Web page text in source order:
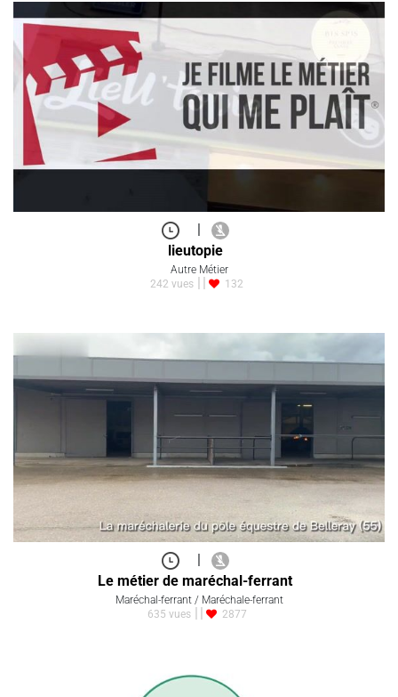
|
lieutopie
Autre Métier
242 vues
132
Le métier de maréchal-ferrant
Maréchal-ferrant / Maréchale-ferrant
635 vues
2877